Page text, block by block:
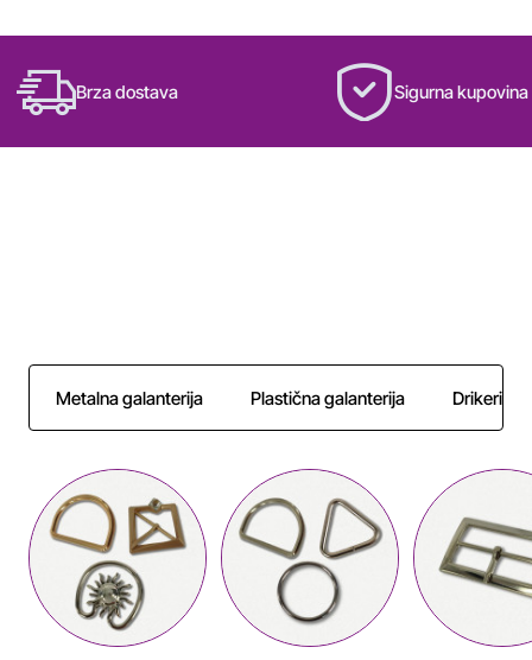
Brza dostava Sigurna kupovina
Metalna galanterija Plastična galanterija Drikeri